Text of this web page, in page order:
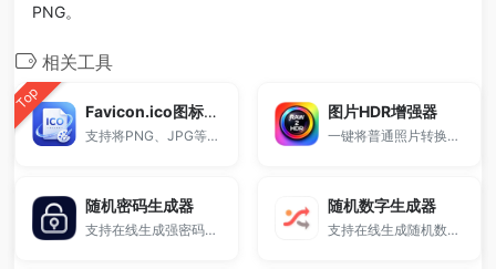
PNG。
相关工具
Top Favicon.ico图标生成器
支持将PNG、JPG等图片一键转换为ICO网站图标。
图片HDR增强器
一键将普通照片转换为HDR高动态范围效果，支持调整亮度、对比度、饱和度和细节增强。
随机密码生成器
支持在线生成强密码、安全密码和复杂密码，自定义长度、字符类型及数量，一键生成并复制。
随机数字生成器
支持在线生成随机数和随机数字，可设置范围、数量、是否重复及排序方式。